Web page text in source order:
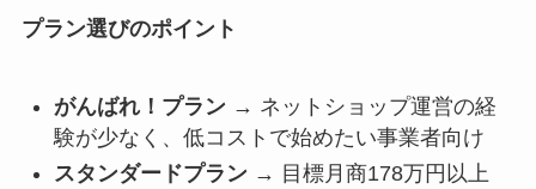
プラン選びのポイント
がんばれ！プラン→ ネットショップ運営の経
験が少なく、低コストで始めたい事業者向け
スタンダードプラン→ 目標月商178万円以上